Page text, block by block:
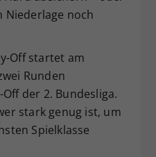
Niederlage noch
Off startet am
Runden
der 2. Bundesliga.
stark genug ist, um
Spielklasse